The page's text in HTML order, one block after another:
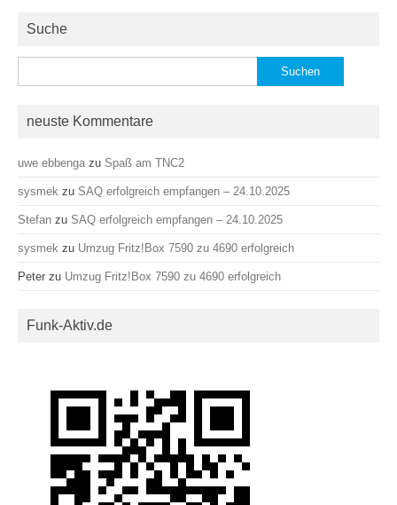
Suche
nach:
neuste Kommentare
uwe ebbenga zu Spaß am TNC2
sysmek zu SAQ erfolgreich empfangen – 24.10.2025
Stefan zu SAQ erfolgreich empfangen – 24.10.2025
sysmek zu Umzug Fritz!Box 7590 zu 4690 erfolgreich
Peter zu Umzug Fritz!Box 7590 zu 4690 erfolgreich
Funk-Aktiv.de